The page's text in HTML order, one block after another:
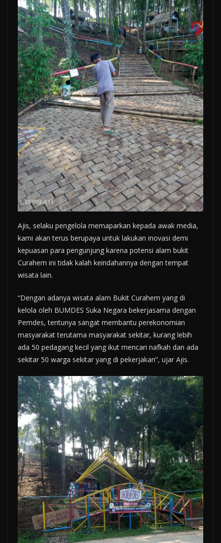
Ajis, selaku pengelola memaparkan kepada awak media,
kami akan terus berupaya untuk lakukan inovasi demi
kepuasan para pengunjung karena potensi alam bukit
Curahem ini tidak kalah keindahannya dengan tempat
wisata lain.
“Dengan adanya wisata alam Bukit Curahem yang di
kelola oleh BUMDES Suka Negara bekerjasama dengan
Pemdes, tentunya sangat membantu perekonomian
masyarakat terutama masyarakat sekitar, kurang lebih
ada 50 pedagang kecil yang ikut mencari nafkah dan ada
sekitar 50 warga sekitar yang di pekerjakan”, ujar Ajis.